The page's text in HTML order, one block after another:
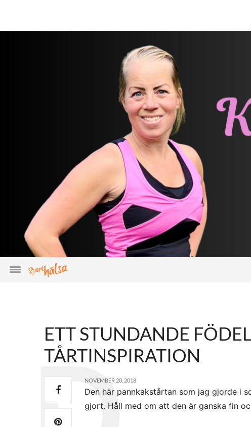
ETT STUNDANDE
TÅRTINSPIRATION
NOVEMBER 20, 2018
Den här pannkakstårtan som jag gjorde i
gjort. Håll med om att den är ganska fin